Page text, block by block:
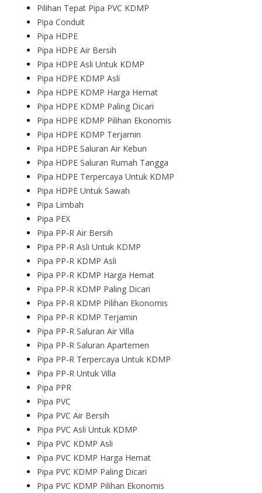
Pilihan Tepat Pipa PVC KDMP
Pipa Conduit
Pipa HDPE
Pipa HDPE Air Bersih
Pipa HDPE Asli Untuk KDMP
Pipa HDPE KDMP Asli
Pipa HDPE KDMP Harga Hemat
Pipa HDPE KDMP Paling Dicari
Pipa HDPE KDMP Pilihan Ekonomis
Pipa HDPE KDMP Terjamin
Pipa HDPE Saluran Air Kebun
Pipa HDPE Saluran Rumah Tangga
Pipa HDPE Terpercaya Untuk KDMP
Pipa HDPE Untuk Sawah
Pipa Limbah
Pipa PEX
Pipa PP-R Air Bersih
Pipa PP-R Asli Untuk KDMP
Pipa PP-R KDMP Asli
Pipa PP-R KDMP Harga Hemat
Pipa PP-R KDMP Paling Dicari
Pipa PP-R KDMP Pilihan Ekonomis
Pipa PP-R KDMP Terjamin
Pipa PP-R Saluran Air Villa
Pipa PP-R Saluran Apartemen
Pipa PP-R Terpercaya Untuk KDMP
Pipa PP-R Untuk Villa
Pipa PPR
Pipa PVC
Pipa PVC Air Bersih
Pipa PVC Asli Untuk KDMP
Pipa PVC KDMP Asli
Pipa PVC KDMP Harga Hemat
Pipa PVC KDMP Paling Dicari
Pipa PVC KDMP Pilihan Ekonomis